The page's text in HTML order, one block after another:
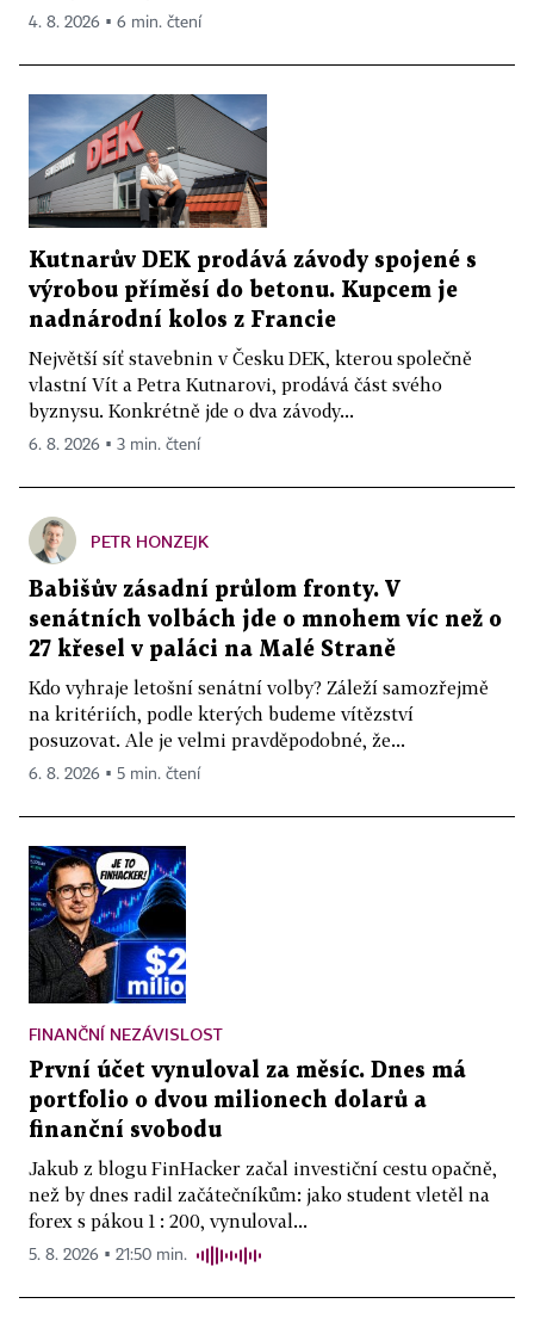
4. 8. 2026 ▪ 6 min. čtení
Kutnarův DEK prodává závody spojené s
výrobou příměsí do betonu. Kupcem je
nadnárodní kolos z Francie
Největší síť stavebnin v Česku DEK, kterou společně
vlastní Vít a Petra Kutnarovi, prodává část svého
byznysu. Konkrétně jde o dva závody...
6. 8. 2026 ▪ 3 min. čtení
PETR HONZEJK
Babišův zásadní průlom fronty. V
senátních volbách jde o mnohem víc než o
27 křesel v paláci na Malé Straně
Kdo vyhraje letošní senátní volby? Záleží samozřejmě
na kritériích, podle kterých budeme vítězství
posuzovat. Ale je velmi pravděpodobné, že...
6. 8. 2026 ▪ 5 min. čtení
FINANČNÍ NEZÁVISLOST
První účet vynuloval za měsíc. Dnes má
portfolio o dvou milionech dolarů a
finanční svobodu
Jakub z blogu FinHacker začal investiční cestu opačně,
než by dnes radil začátečníkům: jako student vletěl na
forex s pákou 1 : 200, vynuloval...
5. 8. 2026 ▪ 21:50 min.